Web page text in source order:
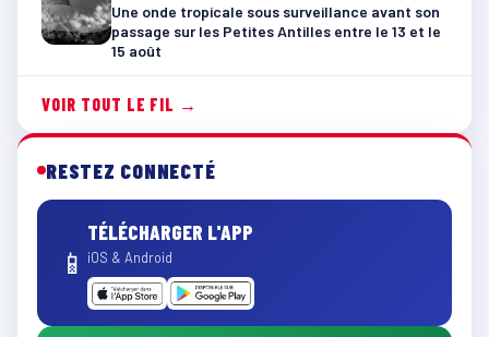
Une onde tropicale sous surveillance avant son
passage sur les Petites Antilles entre le 13 et le
15 août
VOIR TOUT LE FIL →
RESTEZ CONNECTÉ
📱
TÉLÉCHARGER L'APP
iOS & Android